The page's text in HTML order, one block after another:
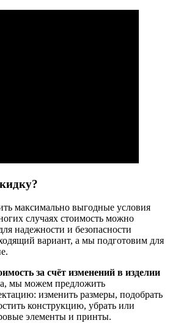
максимально выгодные условия
случаях стоимость можно
надежности и безопасности
вариант, а мы подготовим для
за счёт изменений в изделии
мы можем предложить
изменить размеры, подобрать
конструкцию, убрать или
элементы и принты.